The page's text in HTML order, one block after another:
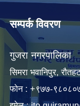
सम्पर्क विवरण
गुजरा नगरपालिका
सिमरा भवानिपुर,
फाेन : +९७७-